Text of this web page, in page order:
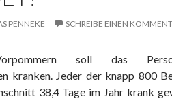
PENNEKE SCHREIBE EINEN
soll das
kranken. Jeder der knapp 800
38,4 Tage im Jahr krank